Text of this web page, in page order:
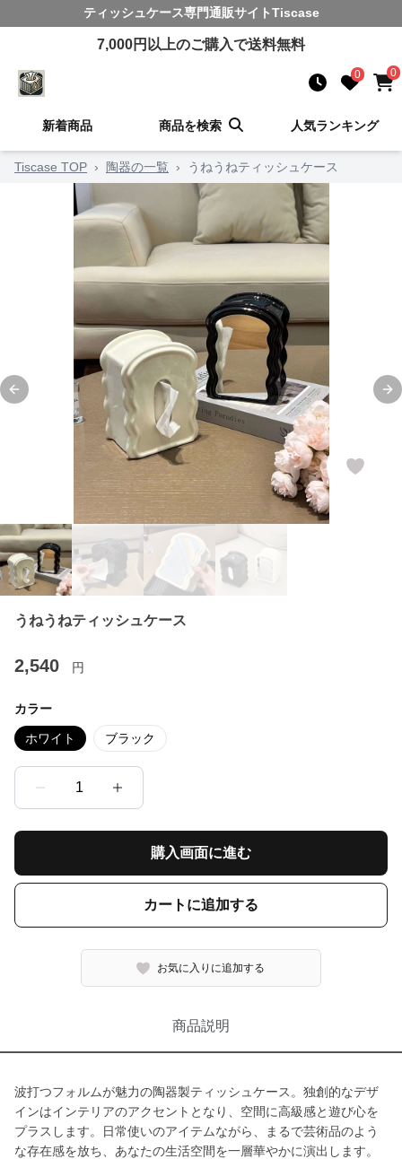
ティッシュケース専門通販サイトTiscase
7,000円以上のご購入で送料無料
0 0
新着商品 商品を検索 人気ランキング
Tiscase TOP › 陶器の一覧 › うねうねティッシュケース
Previous slide
うねうねティッシュケース
2,540 円
カラー
ホワイト ブラック
1
購入画面に進む
カートに追加する
お気に入りに追加する
商品説明
波打つフォルムが魅力の陶器製ティッシュケース。独創的なデザ
インはインテリアのアクセントとなり、空間に高級感と遊び心を
プラスします。日常使いのアイテムながら、まるで芸術品のよう
な存在感を放ち、あなたの生活空間を一層華やかに演出します。